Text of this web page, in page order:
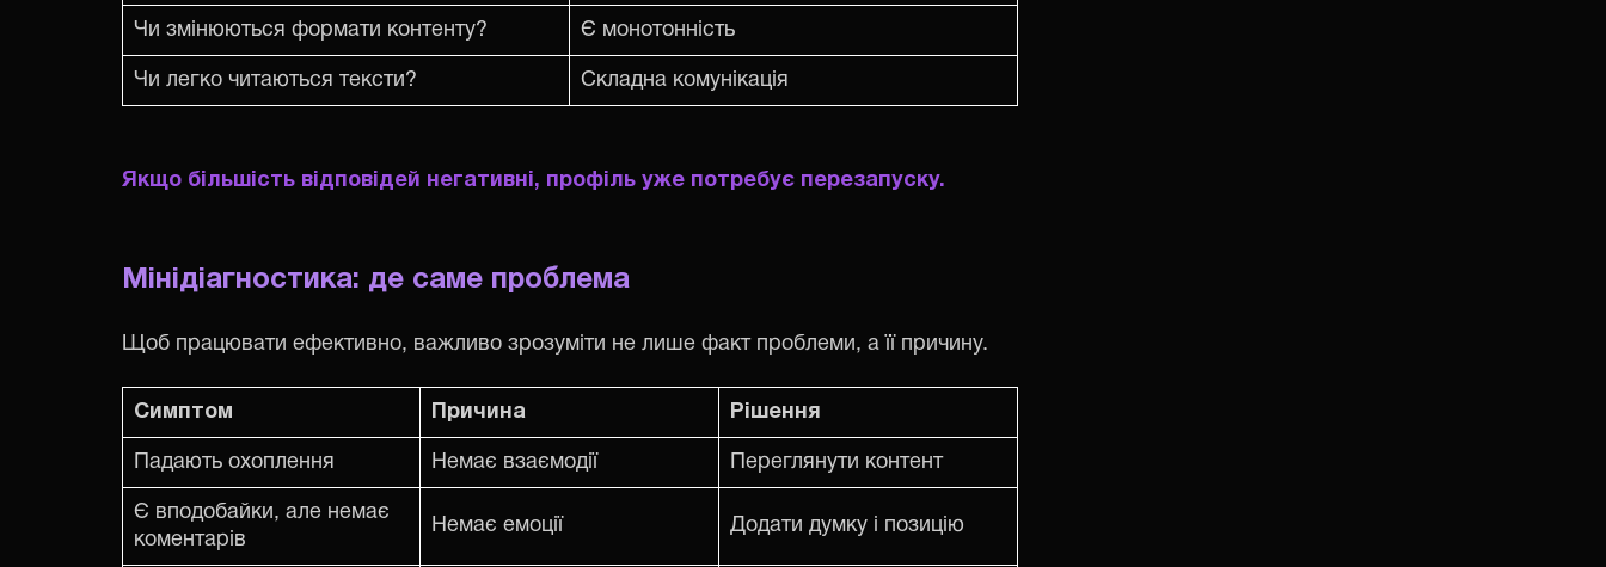
Чи змінюються формати контенту? Є монотонність
Чи легко читаються тексти? Складна комунікація
Якщо більшість відповідей негативні, профіль уже потребує перезапуску.
Мінідіагностика: де саме проблема
Щоб працювати ефективно, важливо зрозуміти не лише факт проблеми, а її причину.
Симптом Причина Рішення
Падають охоплення Немає взаємодії Переглянути контент
Є вподобайки, але немає
коментарів
Немає емоції Додати думку і позицію